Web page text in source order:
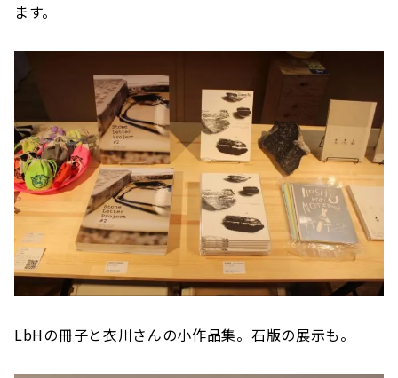
ます。
LbHの冊子と衣川さんの小作品集。石版の展示も。